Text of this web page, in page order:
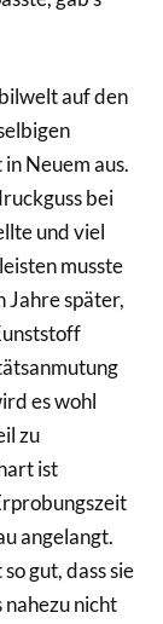
auf den
Neuem aus.
bei
und viel
musste
Jahre später,
es wohl
zu
ist
angelangt.
gut, dass sie
nahezu nicht